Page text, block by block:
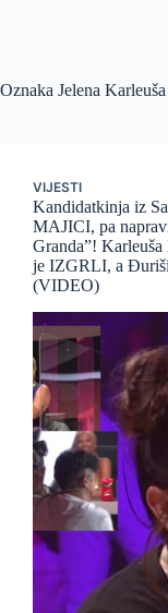
Oznaka Jelena Karleuša
VIJESTI
Kandidatkinja iz
MAJICI, pa
Granda”!
je IZGRLI, a
(VIDEO)